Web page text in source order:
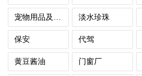
淡水珍珠
保安 代驾
黄豆酱油 门窗厂